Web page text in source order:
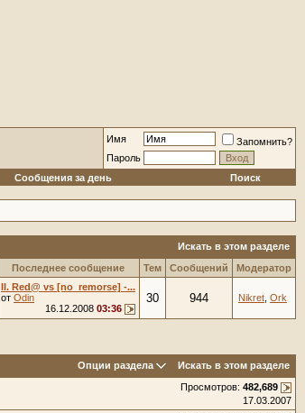
Имя
Запомнить?
Пароль
Сообщения за день Поиск
Искать в этом разделе
Последнее сообщение Тем Сообщений Модератор
II. Red@ vs [no_remorse] -...
от Odin
16.12.2008 03:36
30 944 Nikret Ork
Опции раздела
Искать в этом разделе
Просмотров: 482,689
17.03.2007